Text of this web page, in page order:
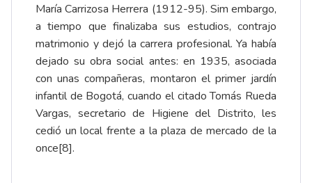
María Carrizosa Herrera (1912-95). Sim embargo,
a tiempo que finalizaba sus estudios, contrajo
matrimonio y dejó la carrera profesional. Ya había
dejado su obra social antes: en 1935, asociada
con unas compañeras, montaron el primer jardín
infantil de Bogotá, cuando el citado Tomás Rueda
Vargas, secretario de Higiene del Distrito, les
cedió un local frente a la plaza de mercado de la
once[8].